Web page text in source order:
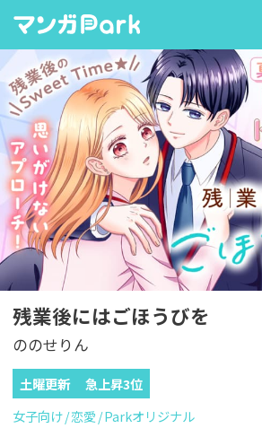
残業後にはごほうびを
ののせりん
土曜更新
急上昇3位
女子向け 恋愛 Parkオリジナル